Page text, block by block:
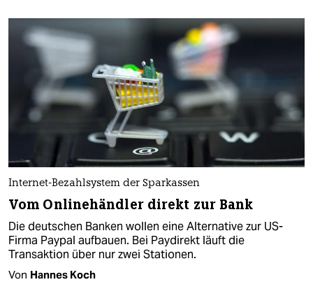
Internet-Bezahlsystem der Sparkassen
Vom Onlinehändler direkt zur Bank
Die deutschen Banken wollen eine Alternative zur US-
Firma Paypal aufbauen. Bei Paydirekt läuft die
Transaktion über nur zwei Stationen.
Von Hannes Koch